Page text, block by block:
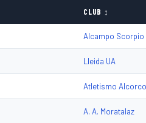
CLUB ↕
Alcampo Scorpio
Lleida UA
Atletismo
A. A. Moratalaz